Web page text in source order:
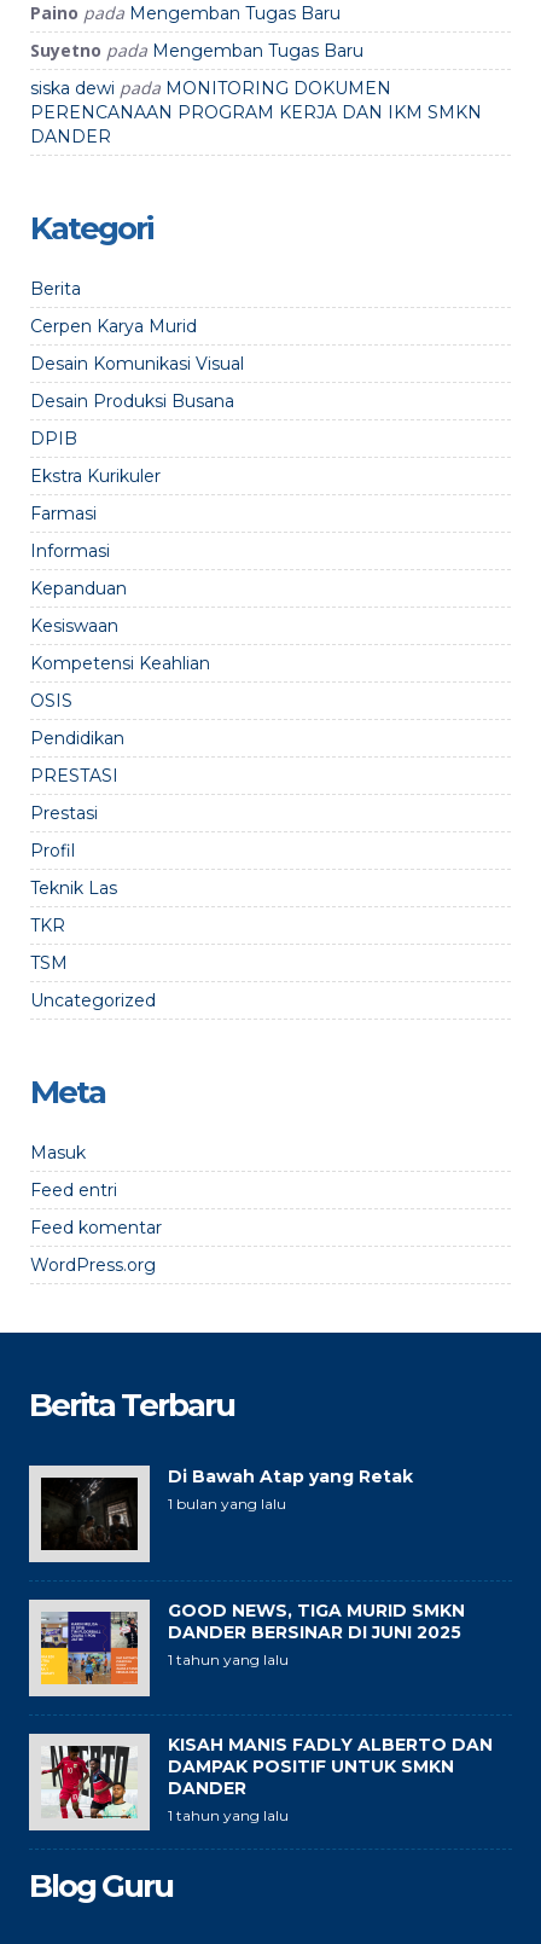
Paino pada Mengemban Tugas Baru
Suyetno pada Mengemban Tugas Baru
siska dewi pada MONITORING DOKUMEN
PERENCANAAN PROGRAM KERJA DAN IKM SMKN
DANDER
Kategori
Berita
Cerpen Karya Murid
Desain Komunikasi Visual
Desain Produksi Busana
DPIB
Ekstra Kurikuler
Farmasi
Informasi
Kepanduan
Kesiswaan
Kompetensi Keahlian
OSIS
Pendidikan
PRESTASI
Prestasi
Profil
Teknik Las
TKR
TSM
Uncategorized
Meta
Masuk
Feed entri
Feed komentar
WordPress.org
Berita Terbaru
Di Bawah Atap yang Retak
1 bulan yang lalu
GOOD NEWS, TIGA MURID SMKN
DANDER BERSINAR DI JUNI 2025
1 tahun yang lalu
KISAH MANIS FADLY ALBERTO DAN
DAMPAK POSITIF UNTUK SMKN
DANDER
1 tahun yang lalu
Blog Guru